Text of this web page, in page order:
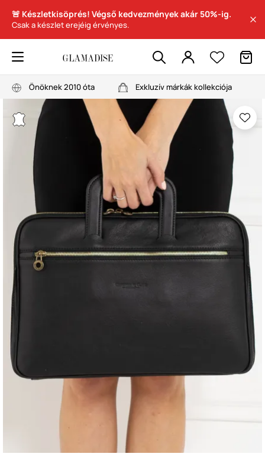
🚨 Készletkisöprés! Végső kedvezmények akár 50%-ig.
Csak a készlet erejéig érvényes.
Önöknek 2010 óta Exkluzív márkák kollekciója